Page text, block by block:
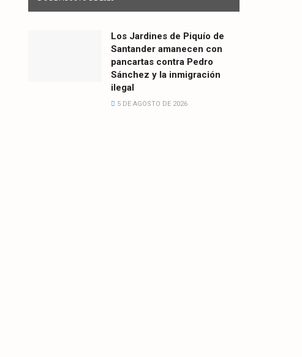
Los Jardines de Piquío de
Santander amanecen con
pancartas contra Pedro
Sánchez y la inmigración
ilegal
5 DE AGOSTO DE 2026